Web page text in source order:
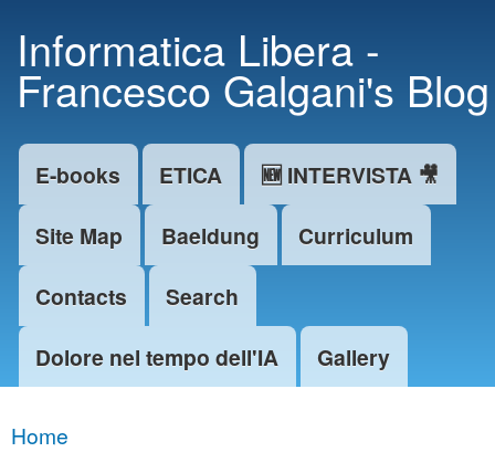
main
content
Informatica Libera -
Francesco Galgani's Blog
Main menu
E-books ETICA
🆕 INTERVISTA 🎥
Site Map
Baeldung
Curriculum
Contacts
Search
Dolore nel tempo dell'IA
Gallery
You are here
Home